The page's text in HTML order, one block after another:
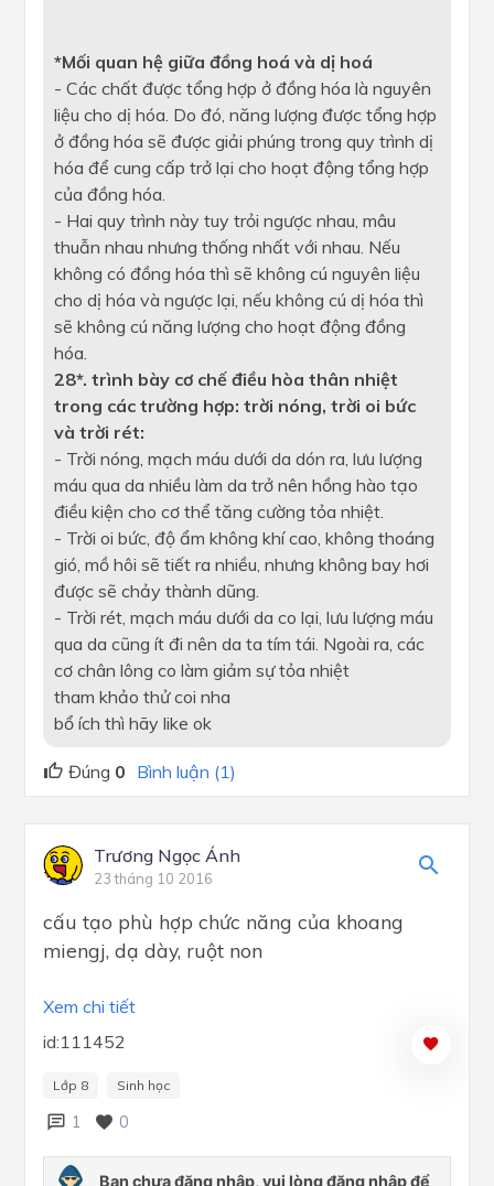
*Mối quan hệ giữa đồng hoá và dị hoá
- Các chất được tổng hợp ở đồng hóa là nguyên
liệu cho dị hóa. Do đó, năng lượng được tổng hợp
ở đồng hóa sẽ được giải phúng trong quy trình dị
hóa để cung cấp trở lại cho hoạt động tổng hợp
của đồng hóa.
- Hai quy trình này tuy trỏi ngược nhau, mâu
thuẫn nhau nhưng thống nhất với nhau. Nếu
không có đồng hóa thì sẽ không cú nguyên liệu
cho dị hóa và ngược lại, nếu không cú dị hóa thì
sẽ không cú năng lượng cho hoạt động đồng
hóa.
28*. trình bày cơ chế điều hòa thân nhiệt
trong các trường hợp: trời nóng, trời oi bức
và trời rét:
- Trời nóng, mạch máu dưới da dón ra, lưu lượng
máu qua da nhiều làm da trở nên hồng hào tạo
điều kiện cho cơ thể tăng cường tỏa nhiệt.
- Trời oi bức, độ ẩm không khí cao, không thoáng
gió, mồ hôi sẽ tiết ra nhiều, nhưng không bay hơi
được sẽ chảy thành dũng.
- Trời rét, mạch máu dưới da co lại, lưu lượng máu
qua da cũng ít đi nên da ta tím tái. Ngoài ra, các
cơ chân lông co làm giảm sự tỏa nhiệt
tham khảo thử coi nha
bổ ích thì hãy like ok
Đúng 0 Bình luận (1)
Trương Ngọc Ánh
23 tháng 10 2016
cấu tạo phù hợp chức năng của khoang
miengj, dạ dày, ruột non
Xem chi tiết
id:111452
Lớp 8 Sinh học
1 0